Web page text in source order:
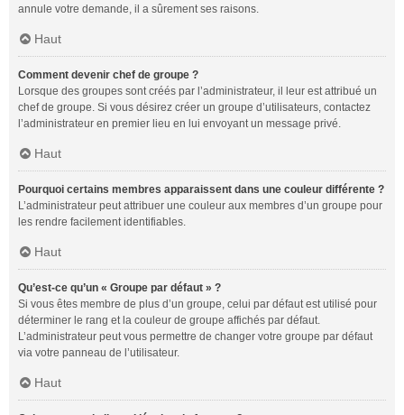
annule votre demande, il a sûrement ses raisons.
Haut
Comment devenir chef de groupe ?
Lorsque des groupes sont créés par l’administrateur, il leur est attribué un
chef de groupe. Si vous désirez créer un groupe d’utilisateurs, contactez
l’administrateur en premier lieu en lui envoyant un message privé.
Haut
Pourquoi certains membres apparaissent dans une couleur différente ?
L’administrateur peut attribuer une couleur aux membres d’un groupe pour
les rendre facilement identifiables.
Haut
Qu’est-ce qu’un « Groupe par défaut » ?
Si vous êtes membre de plus d’un groupe, celui par défaut est utilisé pour
déterminer le rang et la couleur de groupe affichés par défaut.
L’administrateur peut vous permettre de changer votre groupe par défaut
via votre panneau de l’utilisateur.
Haut